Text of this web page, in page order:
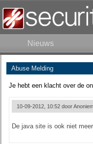
Nieuws
Abuse Melding
Je hebt een klacht over de
10-09-2012, 10:52 door
De java site is ook niet